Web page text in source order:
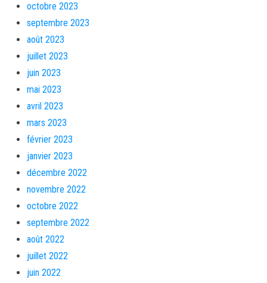
octobre 2023
septembre 2023
août 2023
juillet 2023
juin 2023
mai 2023
avril 2023
mars 2023
février 2023
janvier 2023
décembre 2022
novembre 2022
octobre 2022
septembre 2022
août 2022
juillet 2022
juin 2022